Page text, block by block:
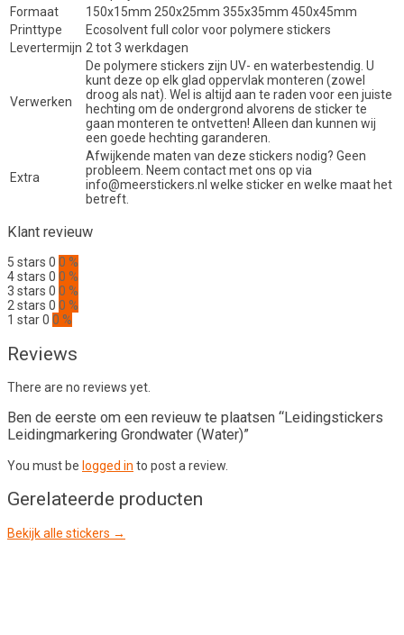
Formaat
150x15mm 250x25mm 355x35mm 450x45mm
Printtype
Ecosolvent full color voor polymere stickers
Levertermijn 2 tot 3 werkdagen
Verwerken
De polymere stickers zijn UV- en waterbestendig. U
kunt deze op elk glad oppervlak monteren (zowel
droog als nat). Wel is altijd aan te raden voor een juiste
hechting om de ondergrond alvorens de sticker te
gaan monteren te ontvetten! Alleen dan kunnen wij
een goede hechting garanderen.
Extra
Afwijkende maten van deze stickers nodig? Geen
probleem. Neem contact met ons op via
info@meerstickers.nl welke sticker en welke maat het
betreft.
Klant revieuw
5 stars 0 0 %
4 stars 0 0 %
3 stars 0 0 %
2 stars 0 0 %
1 star0 0 %
Reviews
There are no reviews yet.
Ben de eerste om een revieuw te plaatsen “Leidingstickers
Leidingmarkering Grondwater (Water)”
You must be logged in to post a review.
Gerelateerde producten
Bekijk alle stickers →